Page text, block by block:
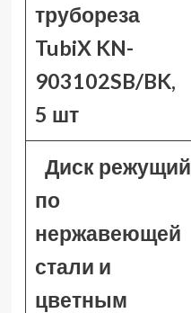
трубореза
TubiX KN-
903102SB/BK,
5 шт
Диск режущий
по
нержавеющей
стали и
цветным